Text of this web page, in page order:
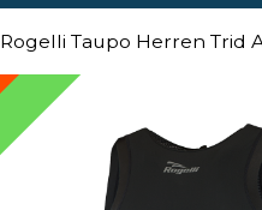
Rogelli Taupo Herren Trid